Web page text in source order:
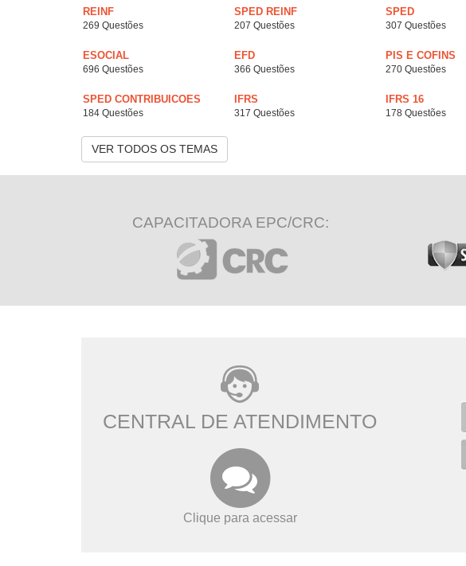
REINF
269 Questões
SPED REINF
207 Questões
SPED
307 Questões
ESOCIAL
696 Questões
EFD
366 Questões
PIS E COFINS
270 Questões
SPED CONTRIBUICOES
184 Questões
IFRS
317 Questões
IFRS 16
178 Questões
VER TODOS OS TEMAS
CAPACITADORA EPC/CRC:
CENTRAL DE ATENDIMENTO
Clique para acessar